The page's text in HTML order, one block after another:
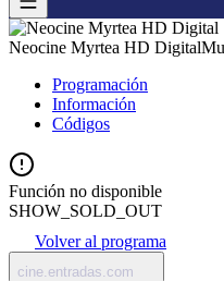
Neocine Myrtea HD Digital
Programación
Información
Códigos
Función no disponible
SHOW_SOLD_OUT
Volver al programa
cine.entradas.com